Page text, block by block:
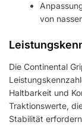
von
Die Continental
Haltbarkeit und
Traktionswerte,
Stabilität